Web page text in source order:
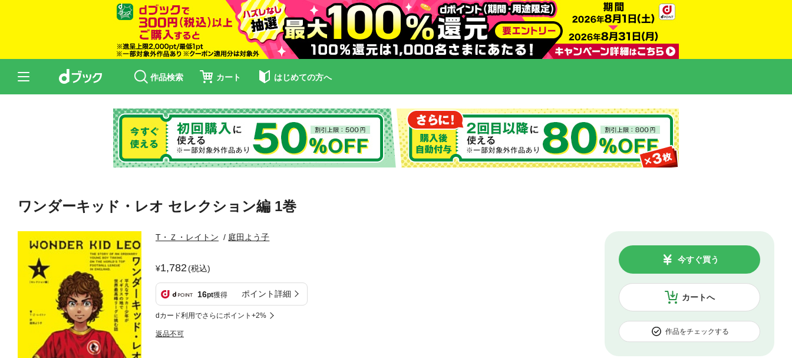
作品検索 カート はじめての方へ
ワンダーキッド・レオ セレクション編 1巻
T・Ｚ・レイトン 庭田よう子
1,782(税込)
16pt獲得 ポイント詳細
dカード利用でさらにポイント+2%
返品不可
カートへ
今すぐ買う
作品をチェックする